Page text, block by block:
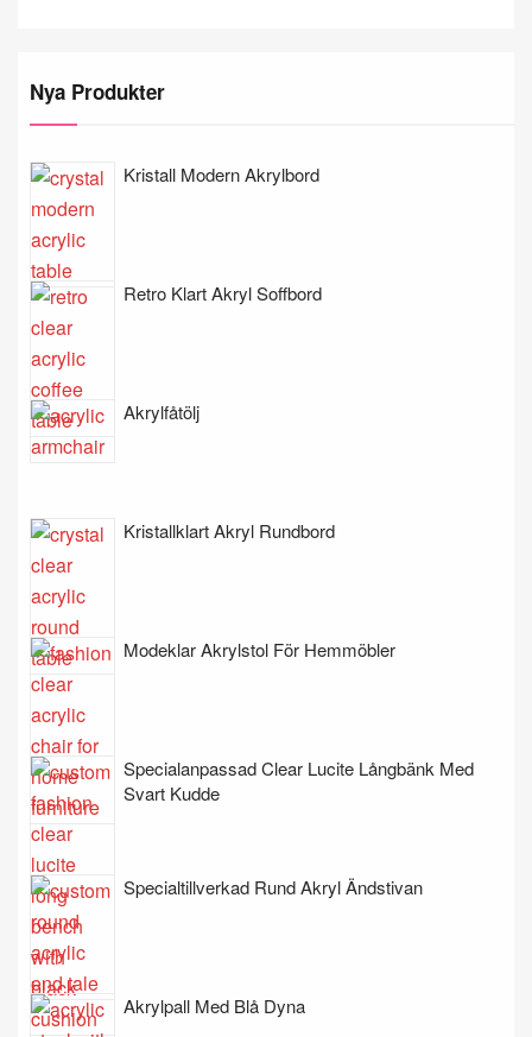
Nya Produkter
Kristall Modern Akrylbord
Retro Klart Akryl Soffbord
Akrylfåtölj
Kristallklart Akryl Rundbord
Modeklar Akrylstol För Hemmöbler
Specialanpassad Clear Lucite Långbänk Med
Svart Kudde
Specialtillverkad Rund Akryl Ändstivan
Akrylpall Med Blå Dyna